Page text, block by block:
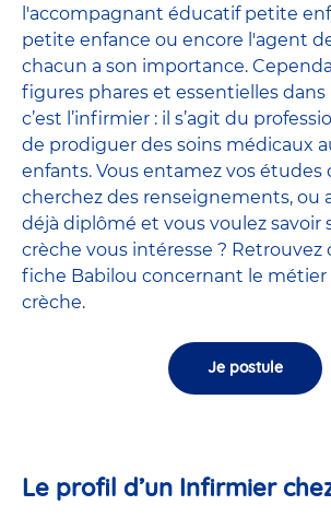
l'accompagnant éducatif petite
petite enfance ou encore l'agent
chacun a son importance.
figures phares et essentielles dans
c’est l’infirmier : il s’agit du
de prodiguer des soins médicaux
enfants. Vous entamez vos études
cherchez des renseignements, ou
déjà diplômé et vous voulez savoir
crèche vous intéresse ? Retrouvez
fiche Babilou concernant le métier
crèche.
Je postule
Le profil d’un Infirmier